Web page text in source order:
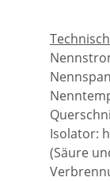
Isolator:
(Säure